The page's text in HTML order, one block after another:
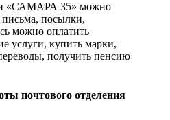
«САМАРА 35» можно
письма, посылки,
можно оплатить
услуги, купить марки,
получить пенсию
почтового отделения